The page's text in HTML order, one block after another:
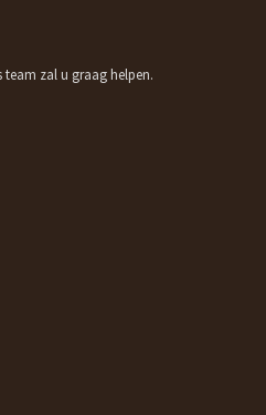
zal u graag helpen.